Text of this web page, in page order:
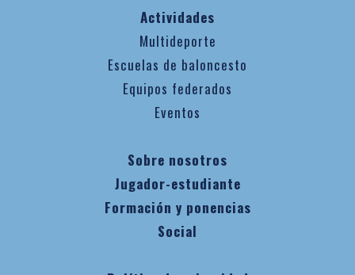
Actividades
Multideporte
Escuelas de baloncesto
Equipos federados
Eventos
Sobre nosotros
Jugador-estudiante
Formación y ponencias
Social